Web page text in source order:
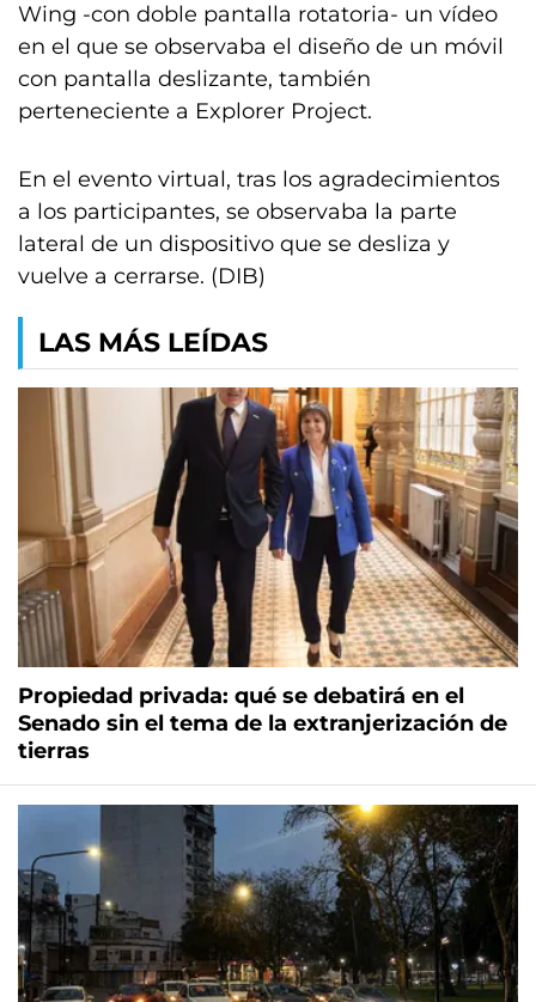
Wing -con doble pantalla rotatoria- un vídeo
en el que se observaba el diseño de un móvil
con pantalla deslizante, también
perteneciente a Explorer Project.
En el evento virtual, tras los agradecimientos
a los participantes, se observaba la parte
lateral de un dispositivo que se desliza y
vuelve a cerrarse. (DIB)
LAS MÁS LEÍDAS
Propiedad privada: qué se debatirá en el
Senado sin el tema de la extranjerización de
tierras